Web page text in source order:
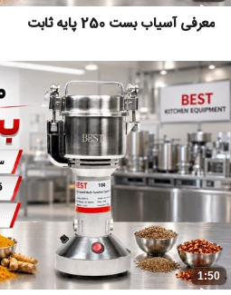
معرفی آسیاب بست 250 پایه ثابت
1:50